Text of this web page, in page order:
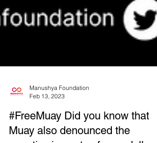
Manushya Foundation